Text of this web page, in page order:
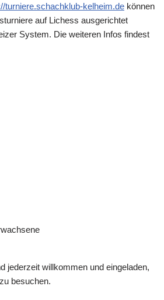
turniere.schachklub-kelheim.de können
auf Lichess ausgerichtet
System. Die weiteren Infos findest
jederzeit willkommen und eingeladen,
besuchen.